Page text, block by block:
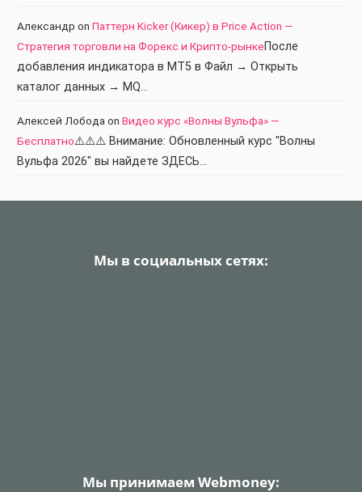
Александр on Паттерн Kicker (Кикер) в Price Action —
Стратегия торговли на Форекс и Крипто-рынкеПосле
добавления индикатора в МТ5 в Файл → Открыть
каталог данных → MQ…
Алексей Лобода on Видео курс «Волны Вульфа» —
Бесплатно⚠️⚠️⚠️ Внимание: Обновленный курс "Волны
Вульфа 2026" вы найдете ЗДЕСЬ…
Мы в социальных сетях:
Мы принимаем Webmoney: